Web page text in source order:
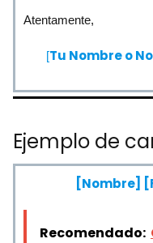
Atentamente,
[Tu Nombre o
Ejemplo de
[Nombre]
Recomendado: